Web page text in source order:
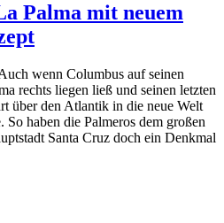
Palma mit neuem
wenn Columbus auf seinen
rechts liegen ließ und seinen letzten
über den Atlantik in die neue Welt
haben die Palmeros dem großen
Santa Cruz doch ein Denkmal